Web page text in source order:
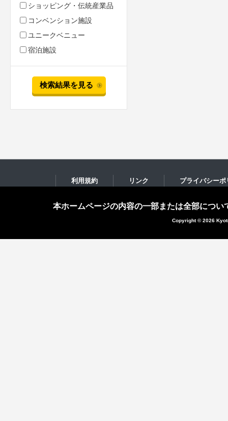
ショッピング・伝統産業品
コンベンション施設
ユニークベニュー
宿泊施設
検索結果を見る
利用規約 リンク プライバシーポ
本ホームページの内容の一部または全部につ
Copyright © 2026